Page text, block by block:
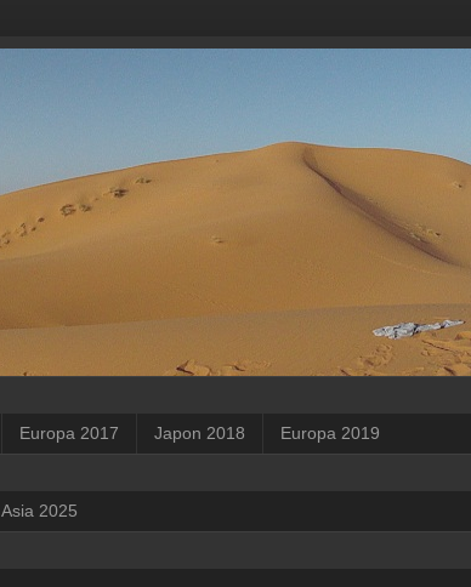
Europa 2017 Japon 2018 Europa 2019
Asia 2025